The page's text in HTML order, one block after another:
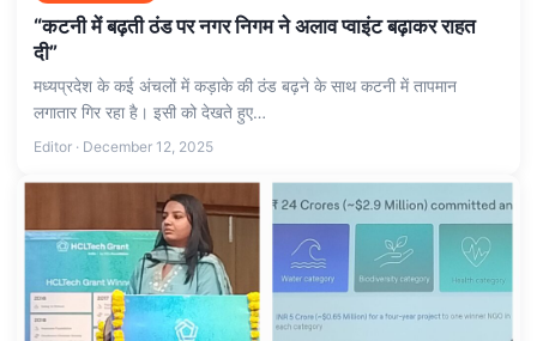
“कटनी में बढ़ती ठंड पर नगर निगम ने अलाव प्वाइंट बढ़ाकर राहत
दी”
मध्यप्रदेश के कई अंचलों में कड़ाके की ठंड बढ़ने के साथ कटनी में तापमान
लगातार गिर रहा है। इसी को देखते हुए…
Editor · December 12, 2025